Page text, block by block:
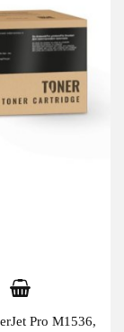
Pro M1536,